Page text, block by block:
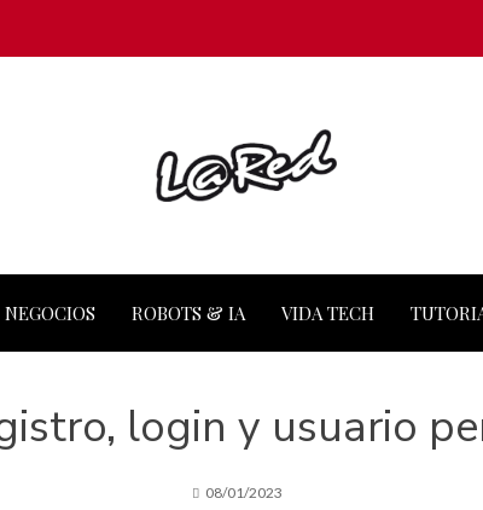
NEGOCIOS ROBOTS & IA VIDA TECH
login y usuario
08/01/2023